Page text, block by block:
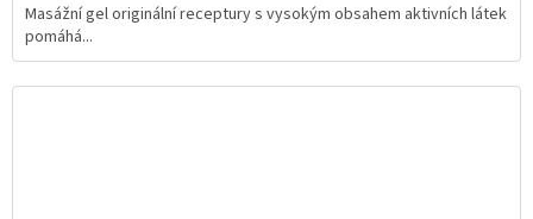
z
5
hvězdiček.
Masážní gel originální receptury s vysokým obsahem aktivních látek
pomáhá...